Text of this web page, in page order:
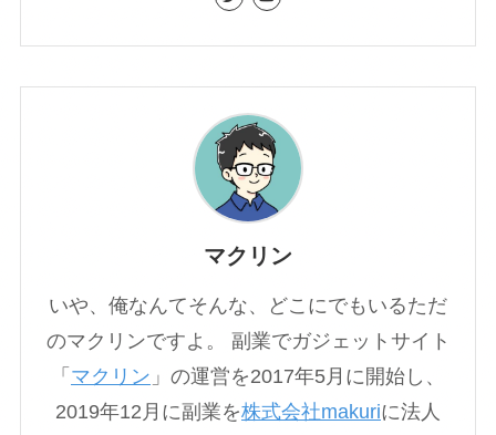
マクリン
いや、俺なんてそんな、どこにでもいるただ
のマクリンですよ。 副業でガジェットサイト
「 マクリン 」の運営を2017年5月に開始し、
2019年12月に副業を株式会社makuriに法人